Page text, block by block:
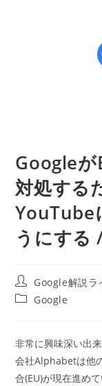
Googleが
対処する
YouTube
うにする
投
稿
者:
Google解説ラ
投
テ
ゴ
リ
ー:
Google
非常に興味深い出
会社Alphabetは他
合(EU)が現在進め